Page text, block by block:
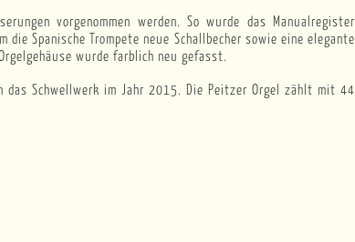
vorgenommen werden. So wurde das Manualregister
die Spanische Trompete neue Schallbecher sowie eine elegante
wurde farblich neu gefasst.
Schwellwerk im Jahr 2015. Die Peitzer Orgel zählt mit 44